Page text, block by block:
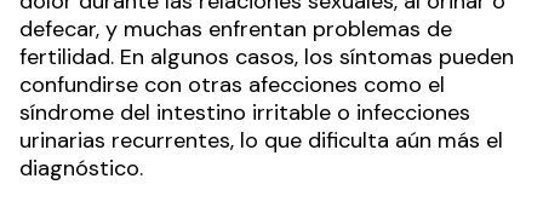
defecar, y muchas enfrentan problemas de
fertilidad. En algunos casos, los síntomas pueden
confundirse con otras afecciones como el
síndrome del intestino irritable o infecciones
urinarias recurrentes, lo que dificulta aún más el
diagnóstico.